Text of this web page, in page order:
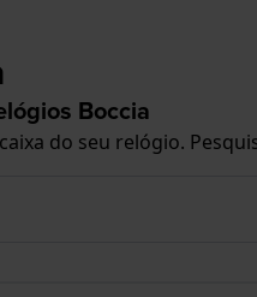
Boccia
do seu relógio.